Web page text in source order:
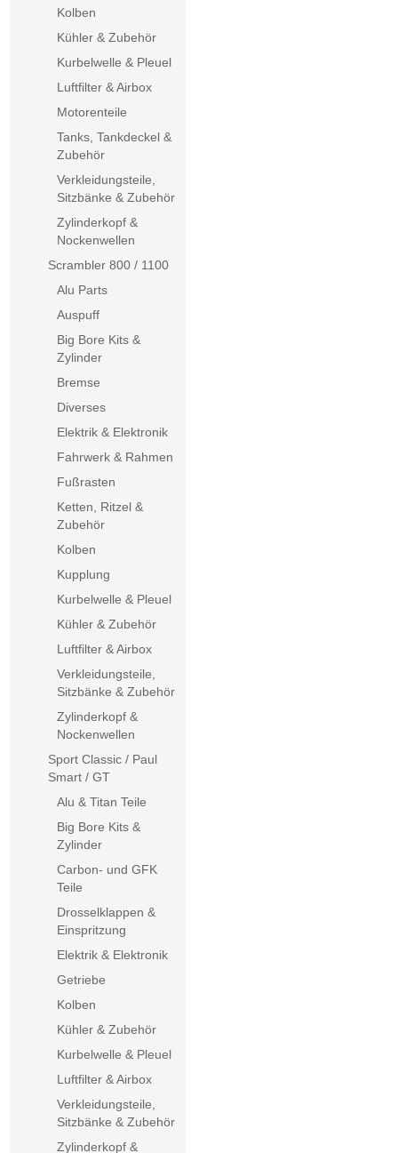
Kolben
Kühler & Zubehör
Kurbelwelle & Pleuel
Luftfilter & Airbox
Motorenteile
Tanks, Tankdeckel &
Zubehör
Verkleidungsteile,
Sitzbänke & Zubehör
Zylinderkopf &
Nockenwellen
Scrambler 800 / 1100
Alu Parts
Auspuff
Big Bore Kits &
Zylinder
Bremse
Diverses
Elektrik & Elektronik
Fahrwerk & Rahmen
Fußrasten
Ketten, Ritzel &
Zubehör
Kolben
Kupplung
Kurbelwelle & Pleuel
Kühler & Zubehör
Luftfilter & Airbox
Verkleidungsteile,
Sitzbänke & Zubehör
Zylinderkopf &
Nockenwellen
Sport Classic / Paul
Smart / GT
Alu & Titan Teile
Big Bore Kits &
Zylinder
Carbon- und GFK
Teile
Drosselklappen &
Einspritzung
Elektrik & Elektronik
Getriebe
Kolben
Kühler & Zubehör
Kurbelwelle & Pleuel
Luftfilter & Airbox
Verkleidungsteile,
Sitzbänke & Zubehör
Zylinderkopf &